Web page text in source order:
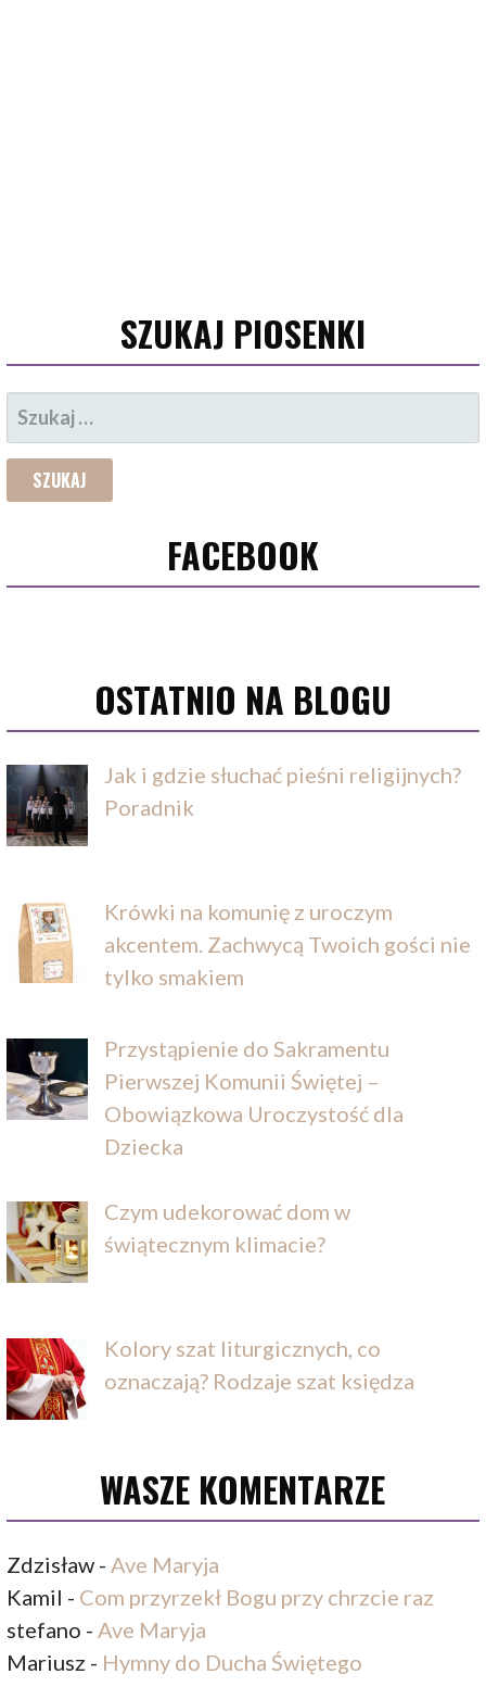
SZUKAJ PIOSENKI
SZUKAJ:
FACEBOOK
OSTATNIO NA BLOGU
Jak i gdzie słuchać pieśni religijnych?
Poradnik
Krówki na komunię z uroczym
akcentem. Zachwycą Twoich gości nie
tylko smakiem
Przystąpienie do Sakramentu
Pierwszej Komunii Świętej –
Obowiązkowa Uroczystość dla
Dziecka
Czym udekorować dom w
świątecznym klimacie?
Kolory szat liturgicznych, co
oznaczają? Rodzaje szat księdza
WASZE KOMENTARZE
Zdzisław - Ave Maryja
Kamil - Com przyrzekł Bogu przy chrzcie raz
stefano - Ave Maryja
Mariusz - Hymny do Ducha Świętego